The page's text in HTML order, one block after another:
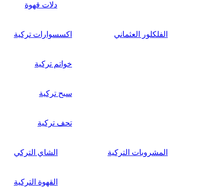
دلات قهوة
الفلكلور العثماني اكسسوارات تركية
خواتم تركية
سبح تركية
تحف تركية
المشروبات التركية الشاي التركي
القهوة التركية